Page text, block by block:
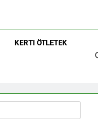
KERTI ÖTLETEK